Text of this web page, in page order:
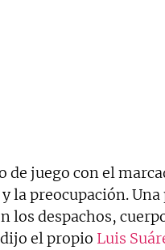
de juego con el
preocupación. Una
los despachos,
el propio Luis